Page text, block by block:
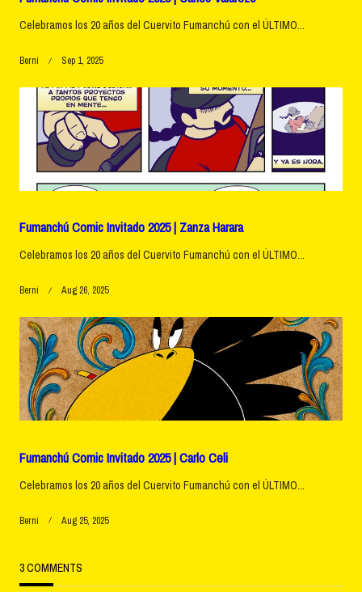
Celebramos los 20 años del Cuervito Fumanchú con el ÚLTIMO...
Berni Sep 1, 2025
Fumanchú Comic Invitado 2025 | Zanza Harara
Celebramos los 20 años del Cuervito Fumanchú con el ÚLTIMO...
Berni Aug 26, 2025
Fumanchú Comic Invitado 2025 | Carlo Celi
Celebramos los 20 años del Cuervito Fumanchú con el ÚLTIMO...
Berni Aug 25, 2025
3 COMMENTS